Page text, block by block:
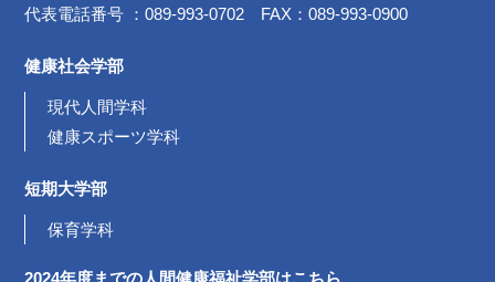
代表電話番号 ：089-993-0702 FAX：089-993-0900
健康社会学部
現代人間学科
健康スポーツ学科
短期大学部
保育学科